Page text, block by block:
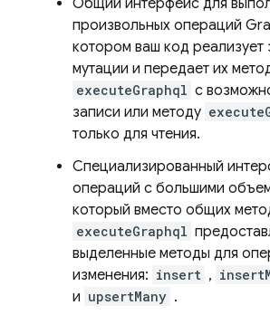
Общий интерфейс для
произвольных операций
котором ваш код реализует
мутации и передает их
executeGraphql с
записи или методу
только для чтения.
Специализированный
операций с большими
который вместо общих
executeGraphql
выделенные методы для
изменения: insert ,
и upsertMany .